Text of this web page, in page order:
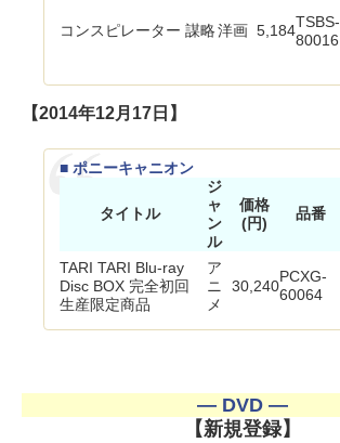
コンスピレーター 謀略洋画 5,184TSBS-
80016
【2014年12月17日】
■ ポニーキャニオン
タイトル
ジ
ャ
ン
ル
価格
(円)
品番
TARI TARI Blu-ray
Disc BOX 完全初回
生産限定商品
ア
ニ
メ
30,240
PCXG-
60064
― DVD ―
【新規登録】